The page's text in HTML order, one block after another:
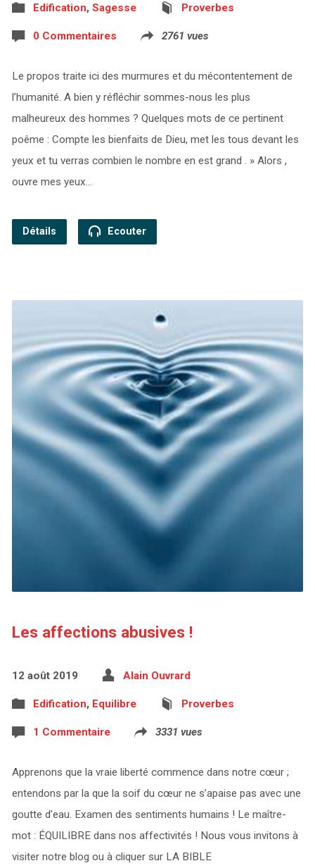
Edification, Sagesse Proverbes
0 Commentaires 2761 vues
Le propos traite ici des murmures et du mécontentement de
l’humanité. A bien y réfléchir sommes-nous les plus
malheureux des hommes ? Quelques mots de ce pertinent
poême : Compte les bienfaits de Dieu, met les tous devant les
yeux et tu verras combien le nombre en est grand . » Alors ,
ouvre mes yeux…
Détails Ecouter
Les affections abusives !
12 août 2019 Alain Ouvrard
Edification, Equilibre Proverbes
1 Commentaire 3331 vues
Apprenons que la vraie liberté commence dans notre cœur ;
entendons par la que la soif du cœur ne s’apaise pas avec une
goutte d’eau. Examen des sentiments humains ! Le maître-
mot : ÉQUILIBRE dans nos affectivités ! Nous vous invitons à
visiter notre blog ou à cliquer sur LA BIBLE